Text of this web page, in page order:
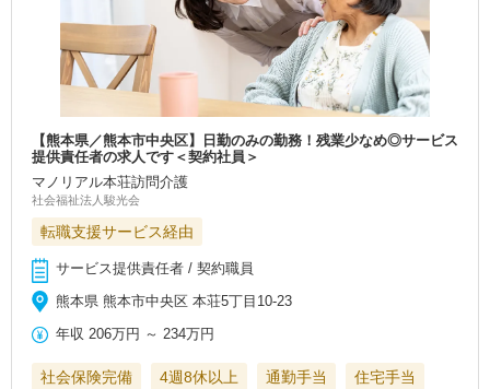
【熊本県／熊本市中央区】日勤のみの勤務！残業少なめ◎サービス
提供責任者の求人です＜契約社員＞
マノリアル本荘訪問介護
社会福祉法人駿光会
転職支援サービス経由
サービス提供責任者 / 契約職員
熊本県 熊本市中央区 本荘5丁目10-23
年収 206万円 ～ 234万円
社会保険完備 4週8休以上 通勤手当
住宅手当